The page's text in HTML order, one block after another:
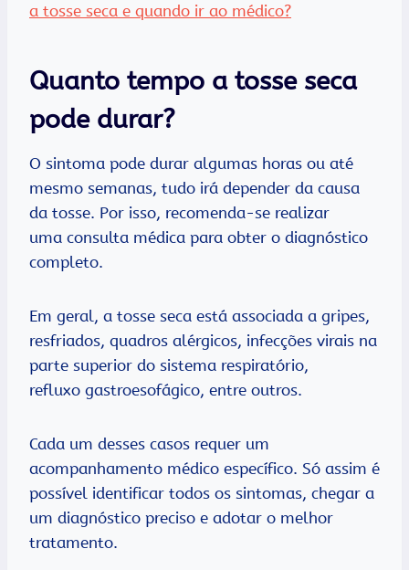
a tosse seca e quando ir ao médico?
Quanto tempo a tosse seca
pode durar?
O sintoma pode durar algumas horas ou até
mesmo semanas, tudo irá depender da causa
da tosse. Por isso, recomenda-se realizar
uma consulta médica para obter o diagnóstico
completo.
Em geral, a tosse seca está associada a gripes,
resfriados, quadros alérgicos, infecções virais na
parte superior do sistema respiratório,
refluxo gastroesofágico, entre outros.
Cada um desses casos requer um
acompanhamento médico específico. Só assim é
possível identificar todos os sintomas, chegar a
um diagnóstico preciso e adotar o melhor
tratamento.